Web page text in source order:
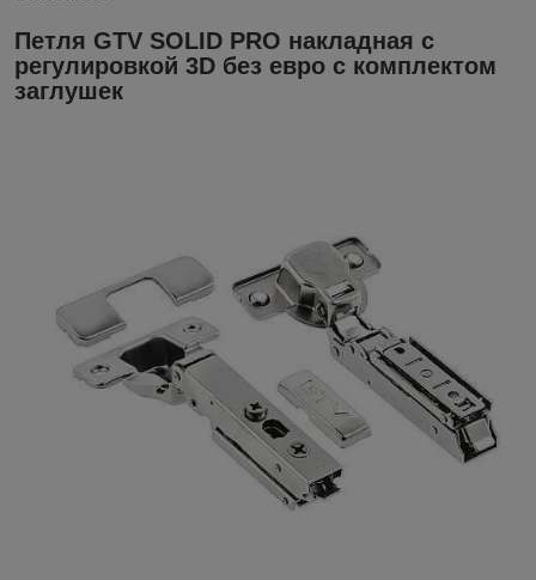
Петля GTV SOLID PRO накладная с
регулировкой 3D без евро с комплектом
заглушек